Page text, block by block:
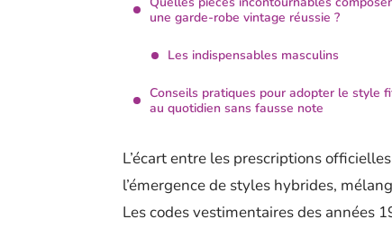
une garde-robe vintage réussie ?
Les indispensables masculins
Conseils pratiques pour adopter le style
au quotidien sans fausse note
L’écart entre les prescriptions
l’émergence de styles hybrides,
Les codes vestimentaires des années